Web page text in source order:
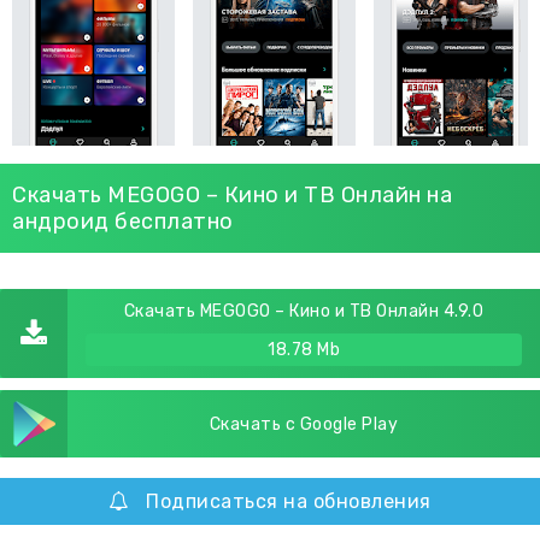
Скачать MEGOGO – Кино и ТВ Онлайн на
андроид бесплатно
Скачать MEGOGO – Кино и ТВ Онлайн 4.9.0
18.78 Mb
Скачать с Google Play
Подписаться на обновления